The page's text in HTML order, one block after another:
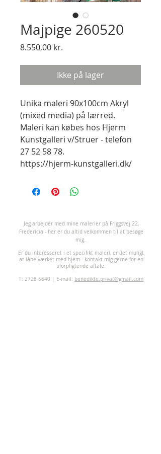
Majpige 260520
8.550,00 kr.
Ikke på lager
Unika maleri 90x100cm Akryl
(mixed media) på lærred.
Maleri kan købes hos Hjerm
Kunstgalleri v/Struer - telefon
27 52 58 78.
https://hjerm-kunstgalleri.dk/
eg arbejder med mine malerier på Friggsvej 22,
Fredericia - her er du altid velkommen til at besøge
mig.
Er du interesseret i et specifikt maleri, er det muligt
at låne værket med hjem - kontakt miggerne for en
uforpligtende aftale.
T: 2728 5640 | E-mail: benedikte.privat@gmail.com